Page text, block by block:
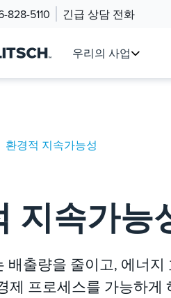
828-5110 긴급 상담 전화
우리의 사업
환경적 지속가능성
지속가능
배출량을 줄이고, 에너
제 프로세스를 가능하게